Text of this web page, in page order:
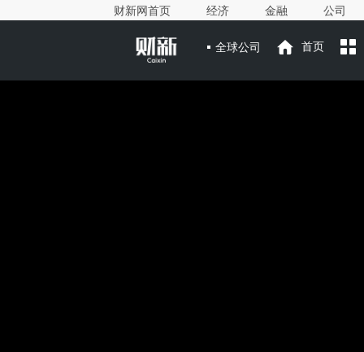
财新网首页 经济 金融 公司
全球公司 首页